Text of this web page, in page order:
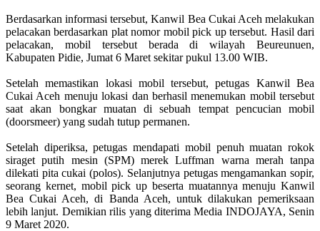
Berdasarkan informasi tersebut, Kanwil Bea Cukai Aceh melakukan
pelacakan berdasarkan plat nomor mobil pick up tersebut. Hasil dari
pelacakan, mobil tersebut berada di wilayah Beureunuen,
Kabupaten Pidie, Jumat 6 Maret sekitar pukul 13.00 WIB.
Setelah memastikan lokasi mobil tersebut, petugas Kanwil Bea
Cukai Aceh menuju lokasi dan berhasil menemukan mobil tersebut
saat akan bongkar muatan di sebuah tempat pencucian mobil
(doorsmeer) yang sudah tutup permanen.
Setelah diperiksa, petugas mendapati mobil penuh muatan rokok
siraget putih mesin (SPM) merek Luffman warna merah tanpa
dilekati pita cukai (polos). Selanjutnya petugas mengamankan sopir,
seorang kernet, mobil pick up beserta muatannya menuju Kanwil
Bea Cukai Aceh, di Banda Aceh, untuk dilakukan pemeriksaan
lebih lanjut. Demikian rilis yang diterima Media INDOJAYA, Senin
9 Maret 2020.